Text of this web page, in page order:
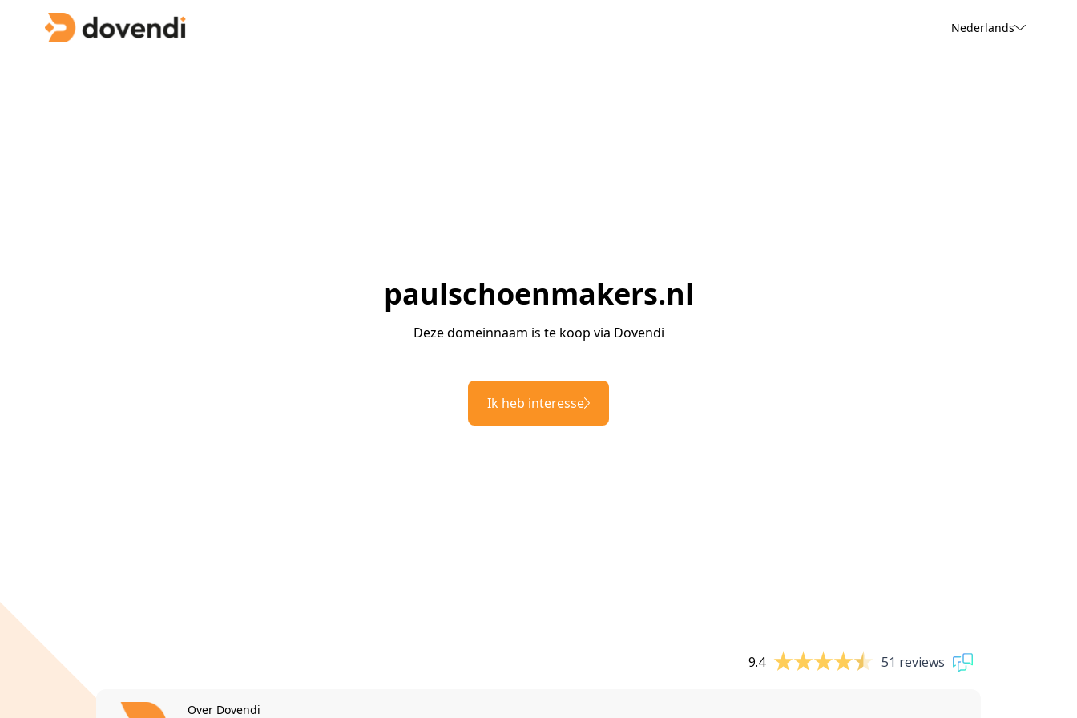
Nederlands
paulschoenmakers.nl
Deze domeinnaam is te koop via Dovendi
Ik heb interesse
9.4 51 reviews
Over Dovendi